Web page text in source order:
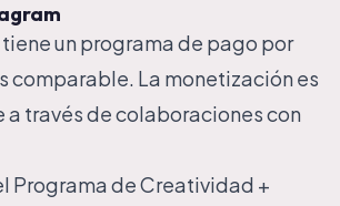
tiene un programa de pago por
comparable. La monetización es
través de colaboraciones con
Programa de Creatividad +